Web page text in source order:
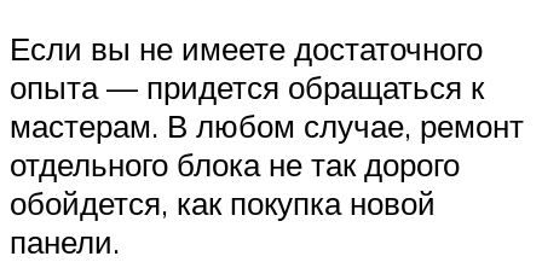
Если вы не имеете достаточного
опыта — придется обращаться к
мастерам. В любом случае, ремонт
отдельного блока не так дорого
обойдется, как покупка новой
панели.